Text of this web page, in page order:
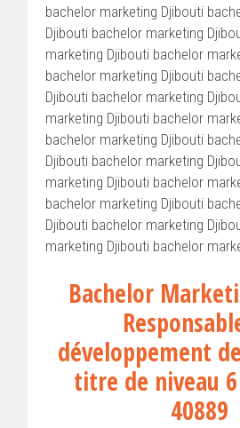
bachelor marketing Djibouti
Djibouti bachelor marketing
marketing Djibouti bachelor
bachelor marketing Djibouti
Djibouti bachelor marketing
marketing Djibouti bachelor
bachelor marketing Djibouti
Djibouti bachelor marketing
marketing Djibouti bachelor
bachelor marketing Djibouti
Djibouti bachelor marketing
marketing Djibouti bachelor
Bachelor
développement
titre de niveau 6
40889